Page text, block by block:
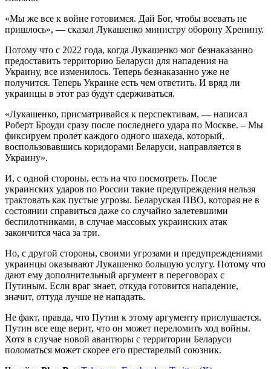
«Мы же все к войне готовимся. Дай Бог, чтобы воевать не
пришлось», — сказал Лукашенко министру оборону Хренину.
Потому что с 2022 года, когда Лукашенко мог безнаказанно
предоставить территорию Беларуси для нападения на
Украину, все изменилось. Теперь безнаказанно уже не
получится. Теперь Украине есть чем ответить. И вряд ли
украинцы в этот раз будут сдерживаться.
«Лукашенко, присматривайся к перспективам, — написал
Роберт Броуди сразу после последнего удара по Москве. – Мы
фиксируем пролет каждого одного шахеда, который,
воспользовавшись коридорами Беларуси, направляется в
Украину».
И, с одной стороны, есть на что посмотреть. После
украинских ударов по России такие предупреждения нельзя
трактовать как пустые угрозы. Беларуская ПВО, которая не в
состоянии справиться даже со случайно залетевшими
беспилотниками, в случае массовых украинских атак
закончится часа за три.
Но, с другой стороны, своими угрозами и предупреждениями
украинцы оказывают Лукашенко большую услугу. Потому что
дают ему дополнительный аргумент в переговорах с
Путиным. Если враг знает, откуда готовится нападение,
значит, оттуда лучше не нападать.
Не факт, правда, что Путин к этому аргументу прислушается.
Путин все еще верит, что он может переломить ход войны.
Хотя в случае новой авантюры с территории Беларуси
поломаться может скорее его престарелый союзник.